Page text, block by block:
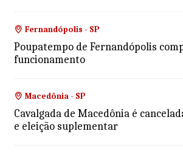
Fernandópolis - SP
Poupatempo de Fernandópolis
funcionamento
Macedônia - SP
Cavalgada de Macedônia é
e eleição suplementar